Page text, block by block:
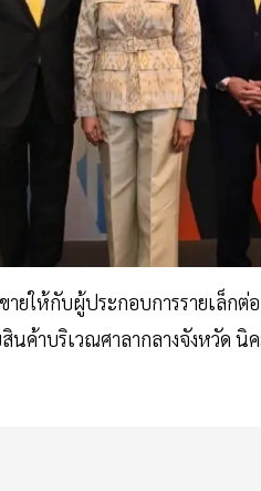
ให้กับผู้ประกอบการรายเล็กต่
าบริเวณศาลากลางจังหวัด นิ